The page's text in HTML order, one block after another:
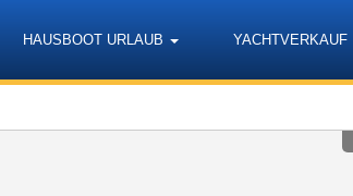
HAUSBOOT URLAUB YACHTVERKAUF